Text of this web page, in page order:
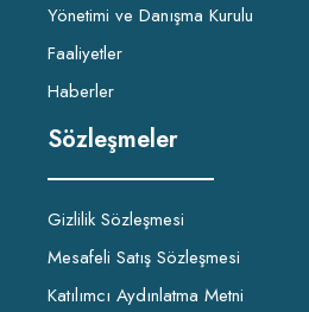
Yönetimi ve Danışma Kurulu
Faaliyetler
Haberler
Sözleşmeler
Gizlilik Sözleşmesi
Mesafeli Satış Sözleşmesi
Katılımcı Aydınlatma Metni